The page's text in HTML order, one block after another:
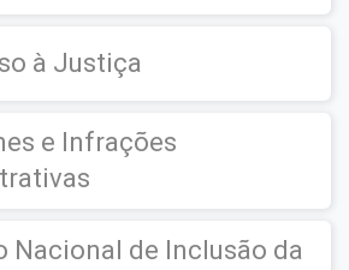
à Justiça
e Infrações
Nacional de Inclusão da